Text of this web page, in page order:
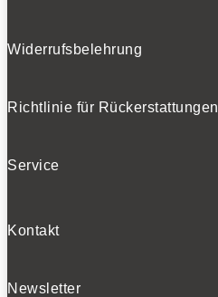
Widerrufsbelehrung
Richtlinie für Rückerstattungen
Service
Kontakt
Newsletter